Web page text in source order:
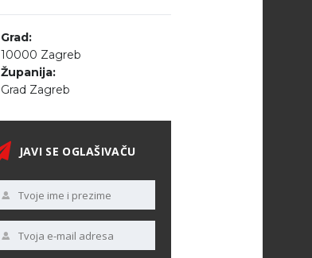
Grad:
10000 Zagreb
Županija:
Grad Zagreb
JAVI SE OGLAŠIVAČU